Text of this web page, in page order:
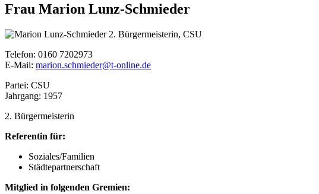
Frau Marion Lunz-Schmieder
2. Bürgermeisterin, CSU
Telefon: 0160 7202973
E-Mail: marion.schmieder@t-online.de
Partei: CSU
Jahrgang: 1957
2. Bürgermeisterin
Referentin für:
Soziales/Familien
Städtepartnerschaft
Mitglied in folgenden Gremien: